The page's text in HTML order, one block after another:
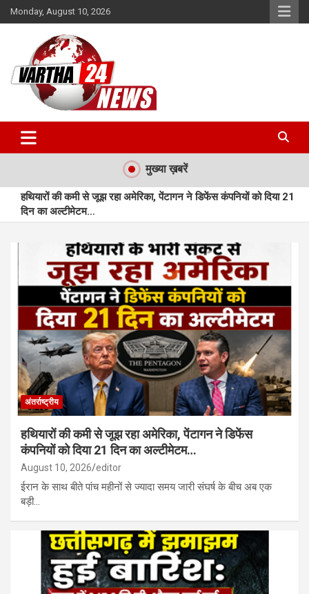
Skip
to
Monday, August 10, 2026
Vartha 24
मुख्या ख़बरें
हथियारों की कमी से जूझ रहा अमेरिका, पेंटागन ने डिफेंस कंपनियों को दिया 21
दिन का अल्टीमेटम…
रायपुर : वन्यजीव तस्करों पर कड़ी कार्रवाई…
रायपुर : गंगरेल के जंगलों से गहरे जख्मों के साथ रेस्क्यू हुआ अजगर…
मानसून सत्र: आज पेश होंगे चार अहम विधेयक, परिसीमन के मुद्दे पर DMK ने
संभाली कमान; शाह भी मोर्चे पर…
अंतर्राष्ट्रीय
हथियारों की कमी से जूझ रहा अमेरिका, पेंटागन ने डिफेंस
कंपनियों को दिया 21 दिन का अल्टीमेटम…
August 10, 2026 editor
ईरान के साथ बीते पांच महीनों से ज्यादा समय जारी संघर्ष के बीच अब एक
बड़ी…